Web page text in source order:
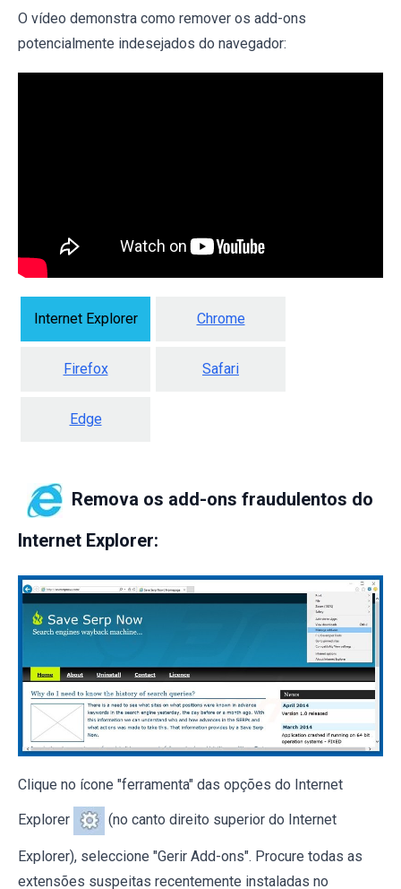
O vídeo demonstra como remover os add-ons
potencialmente indesejados do navegador:
Internet Explorer Chrome
Firefox Safari
Edge
Remova os add-ons fraudulentos do
Internet Explorer:
Clique no ícone "ferramenta" das opções do Internet
Explorer (no canto direito superior do Internet
Explorer), seleccione "Gerir Add-ons". Procure todas as
extensões suspeitas recentemente instaladas no